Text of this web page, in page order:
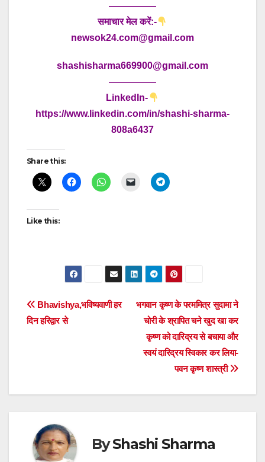
—————
समाचार मेल करें:-
newsok24.com@gmail.com
shashisharma669900@gmail.com
—————
LinkedIn-
https://www.linkedin.com/in/shashi-sharma-
808a6437
Share this:
Like this:
Post
navigation
भगवान कृष्ण के परममित्र सुदामा ने
चोरी के श्रापित चने खुद खा कर
कृष्ण को दारिद्रय से बचाया और
स्वयं दारिद्रय स्विकार कर लिया-
पवन कृष्ण शास्त्री
Bhavishya,भविष्यवाणी हर
दिन हरिद्वार से
ByShashi Sharma